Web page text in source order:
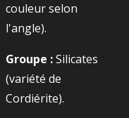
couleur selon
l'angle).
Groupe :Silicates
(variété de
Cordiérite).